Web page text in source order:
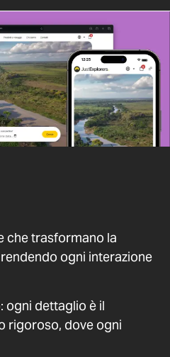
che trasformano la
rendendo ogni interazione
ogni dettaglio è il
rigoroso, dove ogni